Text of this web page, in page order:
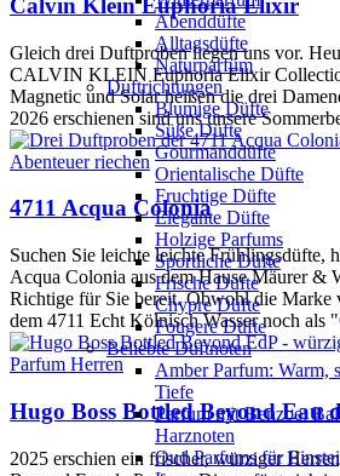
Abenddüfte
Alltagsdüfte
Naturparfüm
Duftrichtungen
Blumige Düfte
Süße Düfte
Gourmanddüfte
Orientalische Düfte
Fruchtige Düfte
Elegante Düfte
Holzige Parfums
Sportliche Düfte
Frische Düfte
Chypre Düfte
Fougere Düfte
Beliebte Duftnoten
Amber Parfum: Warm,
Tiefe
Parfum mit Benzoe:
Harznoten
Oud Parfums für
Calvin Klein Euphoria Elixir
Gleich drei Duftproben liegen uns vor.
CALVIN KLEIN Euphoria Elixir
Magnetic und Solar heißen die drei
2026 erschienen sind uns unsere
Abenteuer riechen
4711 Acqua Colonia
Suchen Sie leichte leichte Frühlingsdüfte,
Acqua Colonia aus dem Hause Mäurer &
Richtige für Sie bereit. Obwohl die Marke
dem 4711 Echt Kölnisch Wasser noch
Parfum Herren
Hugo Boss Bottled Beyond Eau
2025 erschien ein frischer, würziger